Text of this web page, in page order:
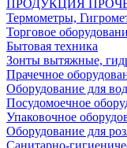
ПРОДУКЦИЯ
Термометры,
Торговое
Бытовая техника
Зонты вытяжные,
Прачечное
Оборудование для
Посудомоечное
Упаковочное
Оборудование для
Санитарно-